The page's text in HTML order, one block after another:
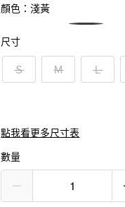
顏色：淺黃
尺寸
Ｓ
Ｍ Ｌ
點我看更多尺寸表
數量